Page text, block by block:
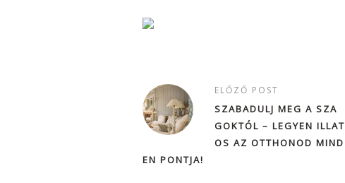
ELŐZŐ POST
SZABADULJ MEG A SZA
GOKTÓL – LEGYEN ILLAT
OS AZ OTTHONOD MIND
EN PONTJA!